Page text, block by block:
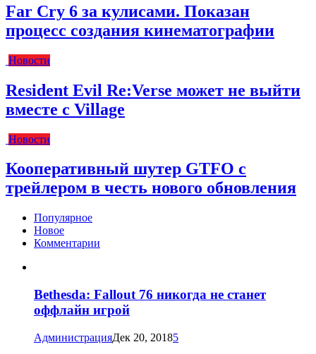
Far Cry 6 за кулисами. Показан
процесс создания кинематографии
Новости
Resident Evil Re:Verse может не выйти
вместе с Village
Новости
Кооперативный шутер GTFO с
трейлером в честь нового обновления
Популярное
Новое
Комментарии
Bethesda: Fallout 76 никогда не станет
оффлайн игрой
АдминистрацияДек 20, 20185